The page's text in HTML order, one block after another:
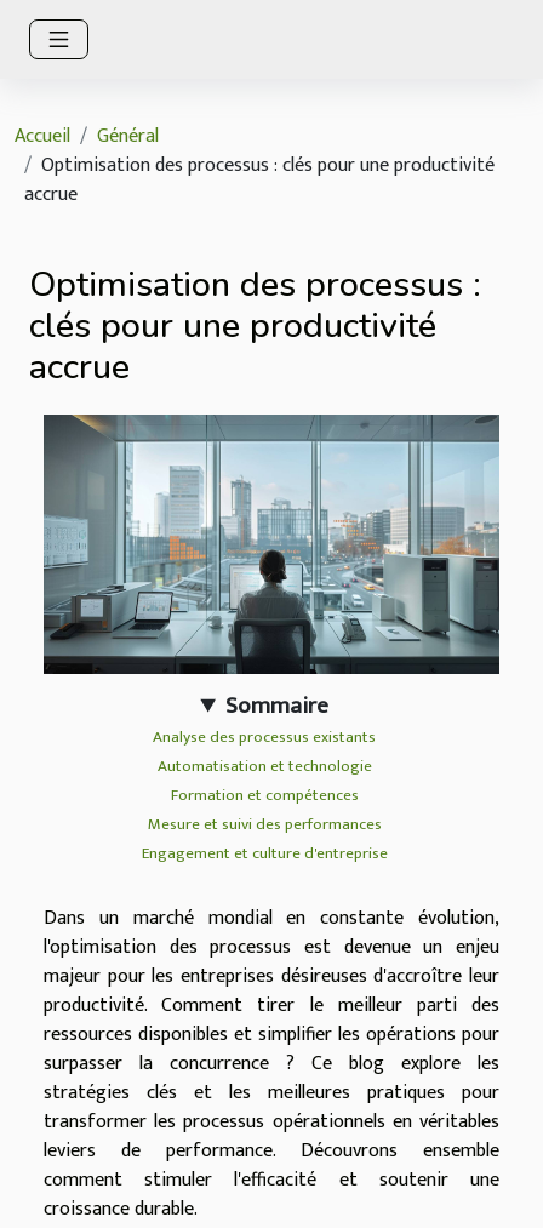
Accueil
Général
Optimisation des processus : clés pour une productivité
accrue
Optimisation des processus :
clés pour une productivité
accrue
Sommaire
Analyse des processus existants
Automatisation et technologie
Formation et compétences
Mesure et suivi des performances
Engagement et culture d'entreprise
Dans un marché mondial en constante évolution,
l'optimisation des processus est devenue un enjeu
majeur pour les entreprises désireuses d'accroître leur
productivité. Comment tirer le meilleur parti des
ressources disponibles et simplifier les opérations pour
surpasser la concurrence ? Ce blog explore les
stratégies clés et les meilleures pratiques pour
transformer les processus opérationnels en véritables
leviers de performance. Découvrons ensemble
comment stimuler l'efficacité et soutenir une
croissance durable.